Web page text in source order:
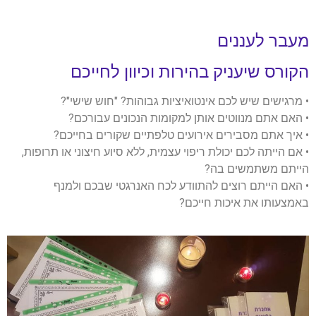
מעבר לעננים
הקורס שיעניק בהירות וכיוון לחייכם
• מרגישים שיש לכם אינטואיציות גבוהות? "חוש שישי"?
• האם אתם מנווטים אותן למקומות הנכונים עבורכם?
• איך אתם מסבירים אירועים טלפתיים שקורים בחייכם?
• אם הייתה לכם יכולת ריפוי עצמית, ללא סיוע חיצוני או תרופות,
הייתם משתמשים בה?
• האם הייתם רוצים להתוודע לכח האנרגטי שבכם ולמנף
באמצעותו את איכות חייכם?